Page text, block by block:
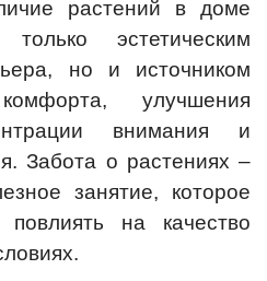
растений в доме
эстетическим
но и источником
комфорта, улучшения
внимания и
Забота о растениях –
занятие, которое
повлиять на качество